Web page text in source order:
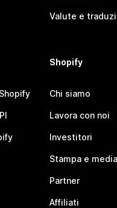
Valute e
Shopify
Chi siamo
Lavora con noi
Investitori
Stampa e media
Partner
Affiliati